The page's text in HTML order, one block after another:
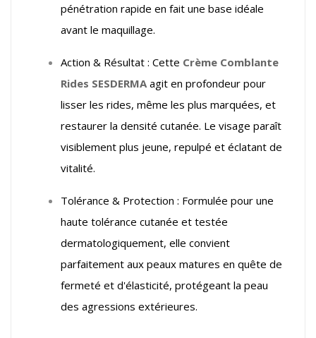
pénétration rapide en fait une base idéale
avant le maquillage.
Action & Résultat : Cette Crème Comblante
Rides SESDERMAagit en profondeur pour
lisser les rides, même les plus marquées, et
restaurer la densité cutanée. Le visage paraît
visiblement plus jeune, repulpé et éclatant de
vitalité.
Tolérance & Protection : Formulée pour une
haute tolérance cutanée et testée
dermatologiquement, elle convient
parfaitement aux peaux matures en quête de
fermeté et d'élasticité, protégeant la peau
des agressions extérieures.